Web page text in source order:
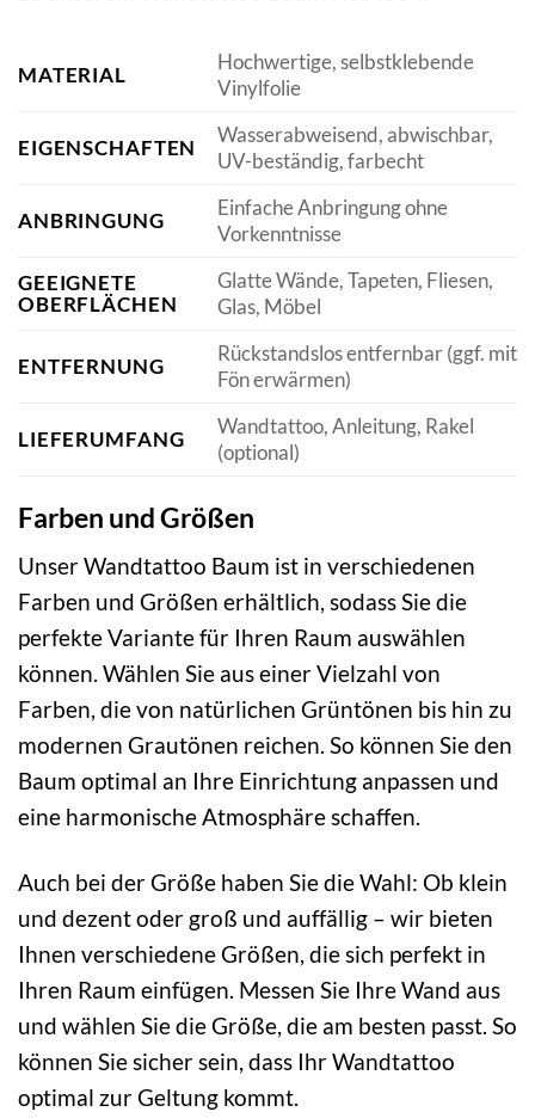
MATERIAL
Hochwertige, selbstklebende
Vinylfolie
EIGENSCHAFTEN
Wasserabweisend, abwischbar,
UV-beständig, farbecht
ANBRINGUNG
Einfache Anbringung ohne
Vorkenntnisse
GEEIGNETE
OBERFLÄCHEN
Glatte Wände, Tapeten, Fliesen,
Glas, Möbel
ENTFERNUNG
Rückstandslos entfernbar (ggf. mit
Fön erwärmen)
LIEFERUMFANG
Wandtattoo, Anleitung, Rakel
(optional)
Farben und Größen
Unser Wandtattoo Baum ist in verschiedenen
Farben und Größen erhältlich, sodass Sie die
perfekte Variante für Ihren Raum auswählen
können. Wählen Sie aus einer Vielzahl von
Farben, die von natürlichen Grüntönen bis hin zu
modernen Grautönen reichen. So können Sie den
Baum optimal an Ihre Einrichtung anpassen und
eine harmonische Atmosphäre schaffen.
Auch bei der Größe haben Sie die Wahl: Ob klein
und dezent oder groß und auffällig – wir bieten
Ihnen verschiedene Größen, die sich perfekt in
Ihren Raum einfügen. Messen Sie Ihre Wand aus
und wählen Sie die Größe, die am besten passt. So
können Sie sicher sein, dass Ihr Wandtattoo
optimal zur Geltung kommt.